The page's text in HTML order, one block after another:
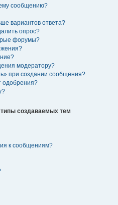
сообщению?
вариантов ответа?
опрос?
форумы?
модератору?
при создании сообщения?
одобрения?
создаваемых тем
к сообщениям?